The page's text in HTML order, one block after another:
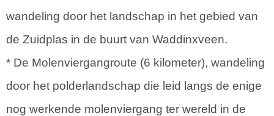
wandeling door het landschap in het gebied van
de Zuidplas in de buurt van Waddinxveen.
* De Molenviergangroute (6 kilometer), wandeling
door het polderlandschap die leid langs de enige
nog werkende molenviergang ter wereld in de